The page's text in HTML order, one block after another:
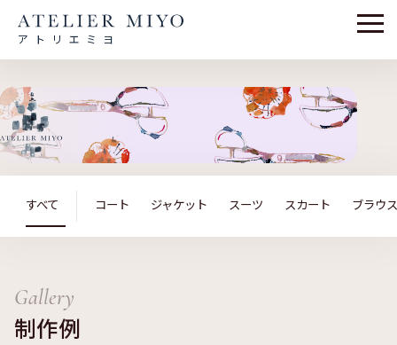
アトリエミヨ
すべて コート ジャケット スーツ スカート ブラウス
Gallery
制作例